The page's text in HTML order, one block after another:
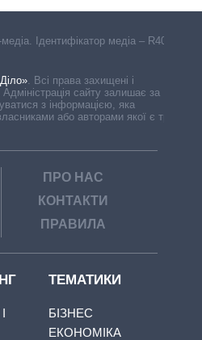
Ідентифікатор медіа – R40-
. Всі права захищені і
сайту залишає за
з інформацією, яка
або авторами якої є треті
ПРО НАС
КОНТАКТИ
ПРАВИЛА
ТЕМАТИКИ
БІЗНЕС
ЕКОНОМІКА